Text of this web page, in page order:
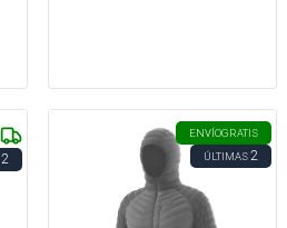
2
ENVÍOGRATIS
ÚLTIMAS2